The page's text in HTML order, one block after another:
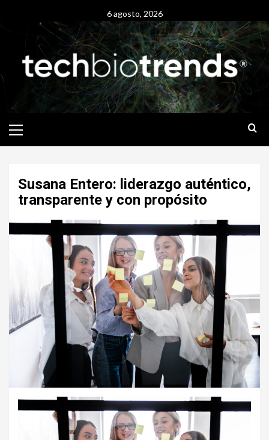
6 agosto, 2026
Menu
Susana Entero: liderazgo auténtico,
transparente y con propósito